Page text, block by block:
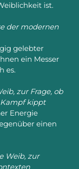
ist.
der modernen
gelebter
ein Messer
es.
zur Frage, ob
kippt
Energie
einen
Weib, zur